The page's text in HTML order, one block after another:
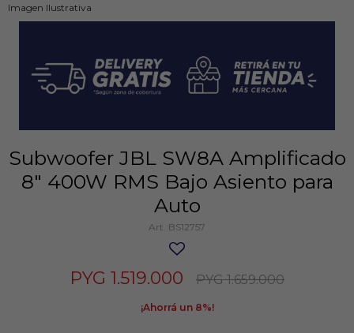
Imagen Ilustrativa
Subwoofer JBL SW8A Amplificado
8" 400W RMS Bajo Asiento para
Auto
BS12757
PYG 1.519.000 PYG 1.659.000
8